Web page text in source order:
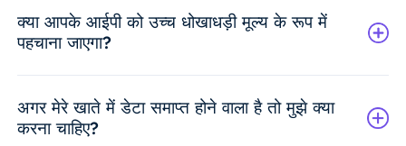
क्या आपके आईपी को उच्च धोखाधड़ी मूल्य के रूप में
पहचाना जाएगा?
अगर मेरे खाते में डेटा समाप्त होने वाला है तो मुझे क्या
करना चाहिए?